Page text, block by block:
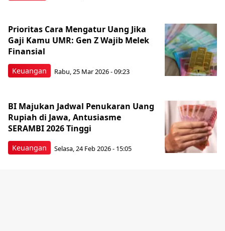
Keuangan
Prioritas Cara Mengatur Uang Jika
Gaji Kamu UMR: Gen Z Wajib Melek
Finansial
Rabu, 25 Mar 2026 - 09:23
Keuangan
BI Majukan Jadwal Penukaran Uang
Rupiah di Jawa, Antusiasme
SERAMBI 2026 Tinggi
Selasa, 24 Feb 2026 - 15:05